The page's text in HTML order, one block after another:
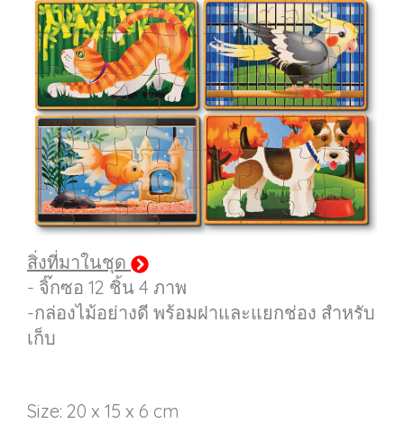
สิ่งที่มาในชุด
- จิ๊กซอ 12 ชิ้น 4 ภาพ
-กล่องไม้อย่างดี พร้อมฝาและแยกช่อง สำหรับ
เก็บ
Size: 20 x 15 x 6 cm